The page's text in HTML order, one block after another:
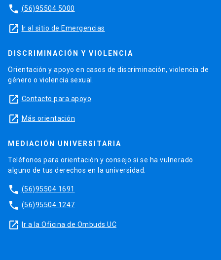
phone (56)95504 5000
launch Ir al sitio de Emergencias
DISCRIMINACIÓN Y VIOLENCIA
Orientación y apoyo en casos de discriminación, violencia de
género o violencia sexual.
launch Contacto para apoyo
launch Más orientación
MEDIACIÓN UNIVERSITARIA
Teléfonos para orientación y consejo si se ha vulnerado
alguno de tus derechos en la universidad.
phone (56)95504 1691
phone (56)95504 1247
launch Ir a la Oficina de Ombuds UC